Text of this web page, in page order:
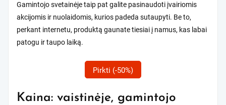
Gamintojo svetainėje taip pat galite pasinaudoti įvairiomis
akcijomis ir nuolaidomis, kurios padeda sutaupyti. Be to,
perkant internetu, produktą gaunate tiesiai į namus, kas labai
patogu ir taupo laiką.
Pirkti (-50%)
Kaina: vaistinėje, gamintojo